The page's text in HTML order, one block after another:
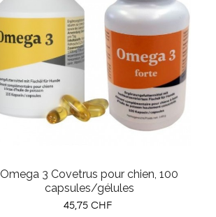
Omega 3 Covetrus pour chien, 100
capsules/gélules
Prix
45,75 CHF